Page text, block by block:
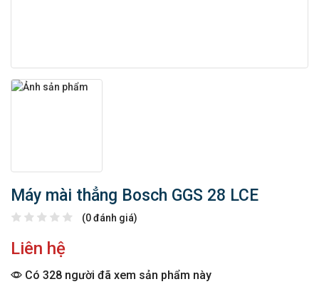
Máy mài thẳng Bosch GGS 28 LCE
(0 đánh giá)
Liên hệ
Có 328 người đã xem sản phẩm này